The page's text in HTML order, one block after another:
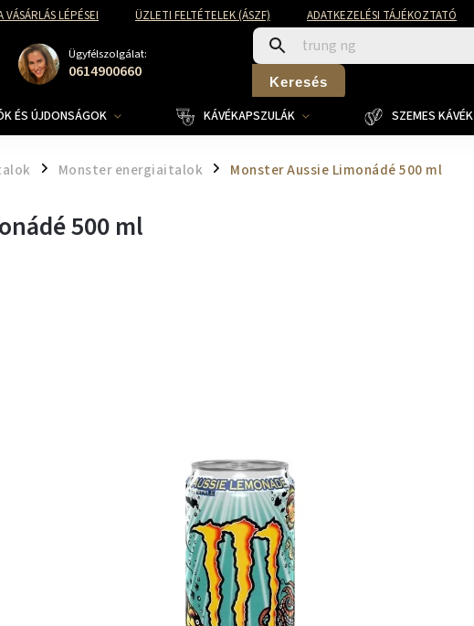
VÁSÁRLÁS LÉPÉSEI ÜZLETI FELTÉTELEK (ÁSZF) ADATKEZELÉSI TÁJÉKOZTATÓ
Ügyfélszolgálat:
0614900660 Keresés
ÉS ÚJDONSÁGOK KÁVÉKAPSZULÁK SZEMES KÁVÉK
/ Monster energiaitalok / Monster Aussie Limonádé 500 ml
500 ml